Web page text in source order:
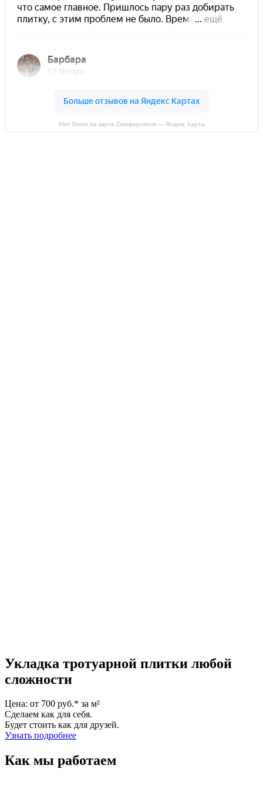
Flint Stone на карте Симферополя — Яндекс Карты
Укладка тротуарной плитки любой
сложности
Цена: от 700 руб.* за м²
Сделаем как для себя.
Будет стоить как для друзей.
Узнать подробнее
Как мы работаем